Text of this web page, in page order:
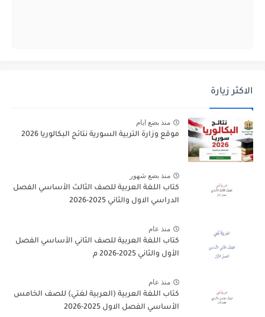
الاكثر زيارة
منذ بضع ايام
موقع وزارة التربية السورية نتائج البكالوريا 2026
منذ بضع شهور
كتاب اللغة العربية للصف الثالث الأساسي الفصل
الدراسي الاول والثاني 2025-2026
منذ عام
كتاب اللغة العربية للصف الثاني الأساسي الفصل
الأول والثاني 2025-2026 م
منذ عام
كتاب اللغة العربية (العربية لغتي) للصف الخامس
الأساسي الفصل الاول 2025-2026